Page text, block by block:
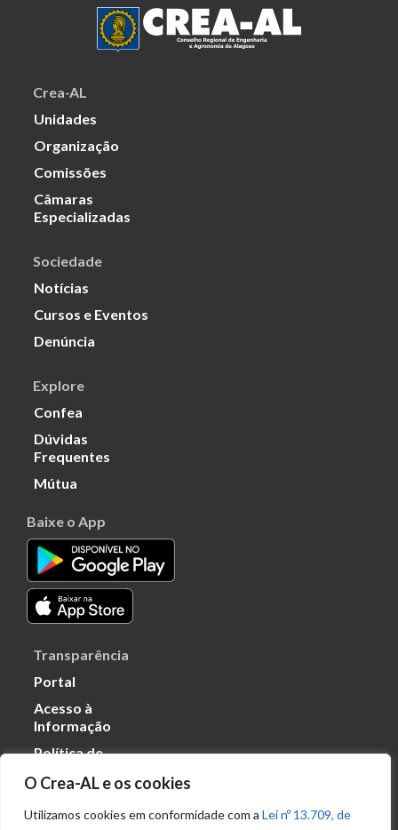
O Crea-AL e os cookies
Utilizamos cookies em conformidade com a Lei nº 13.709, de
Crea-AL
Unidades
Organização
Comissões
Câmaras
Especializadas
Sociedade
Notícias
Cursos e Eventos
Denúncia
Explore
Confea
Dúvidas
Frequentes
Mútua
Baixe o App
Transparência
Portal
Acesso à
Informação
Política de
Dados